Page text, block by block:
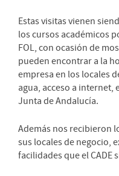
Estas visitas vienen
los cursos académicos
FOL, con ocasión de
pueden encontrar a la
empresa en los locales
agua, acceso a internet,
Junta de Andalucía.
Además nos recibieron
sus locales de negocio,
facilidades que el CADE